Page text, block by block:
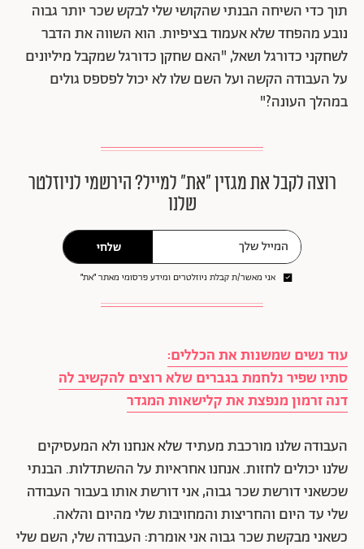
תוך כדי השיחה הבנתי שהקושי שלי לבקש שכר יותר גבוה
נובע מהפחד שלא אעמוד בציפיות. הוא השווה את הדבר
לשחקני כדורגל ושאל, "האם שחקן כדורגל שמקבל מיליונים
על העבודה הקשה ועל השם שלו לא יכול לפספס גולים
במהלך העונה?"
רוצה לקבל את מגזין ״את״ למייל? הירשמי לניוזלטר
שלנו
שלחי
אני מאשר/ת קבלת ניוזלטרים ומידע פרסומי מאתר ״את״
עוד נשים שמשנות את הכללים:
סתיו שפיר נלחמת בגברים שלא רוצים להקשיב לה
דנה זרמון מנפצת את קלישאות המגדר
העבודה שלנו מורכבת מעתיד שלא אנחנו ולא המעסיקים
שלנו יכולים לחזות. אנחנו אחראיות על ההשתדלות. הבנתי
שכשאני דורשת שכר גבוה, אני דורשת אותו בעבור העבודה
שלי עד היום והחריצות והמחויבות שלי מהיום והלאה.
כשאני מבקשת שכר גבוה אני אומרת: העבודה שלי, השם שלי